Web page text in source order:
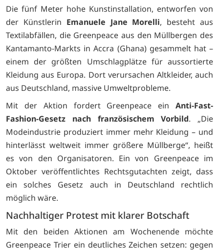
Die fünf Meter hohe Kunstinstallation, entworfen von
der Künstlerin Emanuele Jane Morelli, besteht aus
Textilabfällen, die Greenpeace aus den Müllbergen des
Kantamanto-Markts in Accra (Ghana) gesammelt hat –
einem der größten Umschlagplätze für aussortierte
Kleidung aus Europa. Dort verursachen Altkleider, auch
aus Deutschland, massive Umweltprobleme.
Mit der Aktion fordert Greenpeace ein Anti-Fast-
Fashion-Gesetz nach französischem Vorbild. „Die
Modeindustrie produziert immer mehr Kleidung – und
hinterlässt weltweit immer größere Müllberge“, heißt
es von den Organisatoren. Ein von Greenpeace im
Oktober veröffentlichtes Rechtsgutachten zeigt, dass
ein solches Gesetz auch in Deutschland rechtlich
möglich wäre.
Nachhaltiger Protest mit klarer Botschaft
Mit den beiden Aktionen am Wochenende möchte
Greenpeace Trier ein deutliches Zeichen setzen: gegen